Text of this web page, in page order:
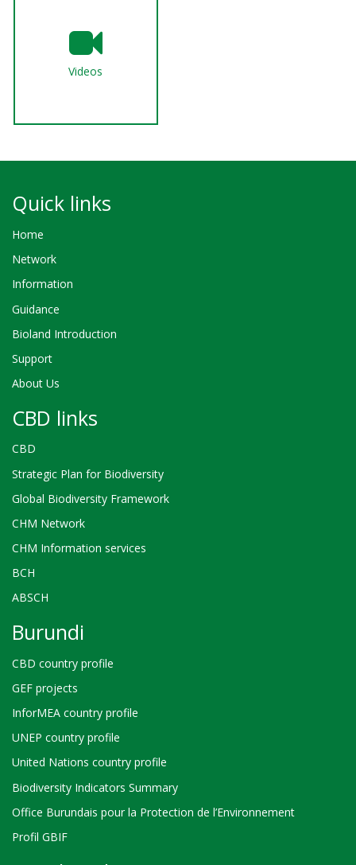
Videos
Quick links
Home
Network
Information
Guidance
Bioland Introduction
Support
About Us
CBD links
CBD
Strategic Plan for Biodiversity
Global Biodiversity Framework
CHM Network
CHM Information services
BCH
ABSCH
Burundi
CBD country profile
GEF projects
InforMEA country profile
UNEP country profile
United Nations country profile
Biodiversity Indicators Summary
Office Burundais pour la Protection de l’Environnement
Profil GBIF